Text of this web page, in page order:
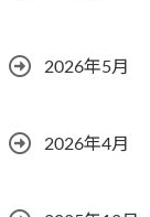
2026年5月
2026年4月